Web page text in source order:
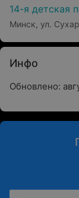
14-я детская
Минск, ул.
Инфо
Обновлено: